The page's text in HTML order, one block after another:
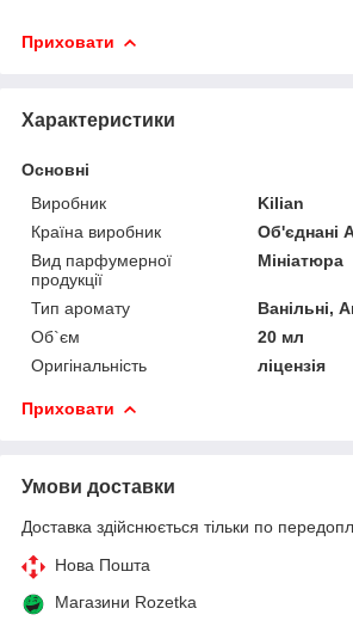
Приховати
Характеристики
Основні
Виробник
Kilian
Країна виробник
Об'єднані
Вид парфумерної
продукції
Мініатюра
Тип аромату
Ванільні,
Об`єм
20 мл
Оригінальність
ліцензія
Приховати
Умови доставки
Доставка здійснюється тільки по
Нова Пошта
Магазини Rozetka